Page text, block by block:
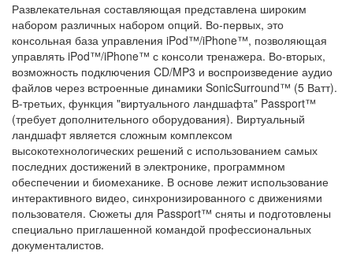
Развлекательная составляющая представлена широким
набором различных набором опций. Во-первых, это
консольная база управления iPod™/iPhone™, позволяющая
управлять iPod™/iPhone™ с консоли тренажера. Во-вторых,
возможность подключения CD/MP3 и воспроизведение аудио
файлов через встроенные динамики SonicSurround™ (5 Ватт).
В-третьих, функция "виртуального ландшафта" Passport™
(требует дополнительного оборудования). Виртуальный
ландшафт является сложным комплексом
высокотехнологических решений с использованием самых
последних достижений в электронике, программном
обеспечении и биомеханике. В основе лежит использование
интерактивного видео, синхронизированного с движениями
пользователя. Сюжеты для Passport™ сняты и подготовлены
специально приглашенной командой профессиональных
документалистов.